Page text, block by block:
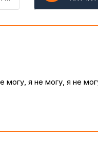
могу, я не могу, я не